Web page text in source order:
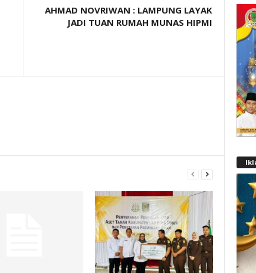
AHMAD NOVRIWAN : LAMPUNG LAYAK
JADI TUAN RUMAH MUNAS HIPMI